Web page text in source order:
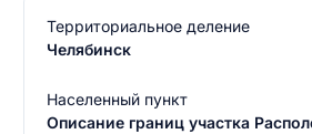
Территориальное деление
Челябинск
Населенный пункт
Описание границ участка